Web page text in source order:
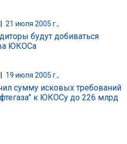
| 21 июля 2005 г.,
будут добиваться
ЮКОСа
19 июля 2005 г.,
сумму исковых требований
к ЮКОСу до 226 млрд